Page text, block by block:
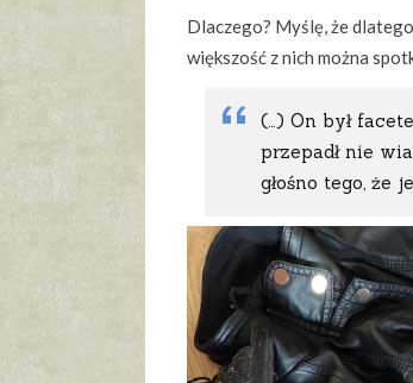
Dlaczego? Myślę, że
większość z nich można
(…) On był
przepadł nie
głośno tego, że